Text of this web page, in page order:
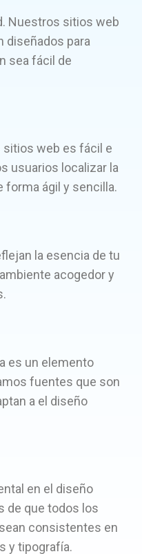
Nuestros sitios web
diseñados para
sea fácil de
sitios web es fácil e
usuarios localizar la
forma ágil y sencilla.
la esencia de tu
acogedor y
es un elemento
fuentes que son
a el diseño
en el diseño
de que todos los
consistentes en
y tipografía.